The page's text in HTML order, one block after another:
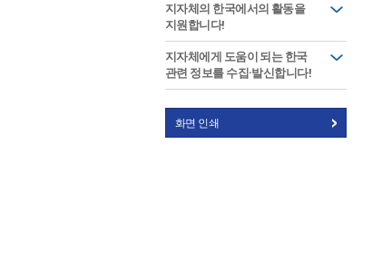
지자체의 한국에서의 활동을
지원합니다!
지자체에게 도움이 되는 한국
관련 정보를 수집·발신합니다!
화면 인쇄